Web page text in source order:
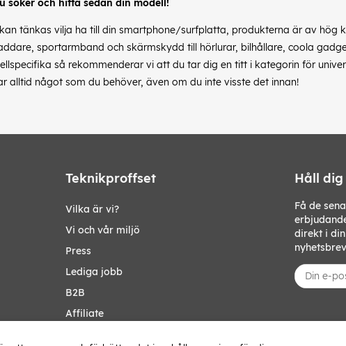
söker och hitta sedan din modell!
tänkas vilja ha till din smartphone/surfplatta, produkterna är av hög
sportarmband och skärmskydd till hörlurar, bilhållare, coola
så rekommenderar vi att du tar dig en titt i kategorin för
alltid något som du behöver, även om du inte visste det innan!
Teknikproffset
Vilka är vi?
Vi och vår miljö
Press
Lediga jobb
B2B
Affiliate
Håll
Få de
direkt i